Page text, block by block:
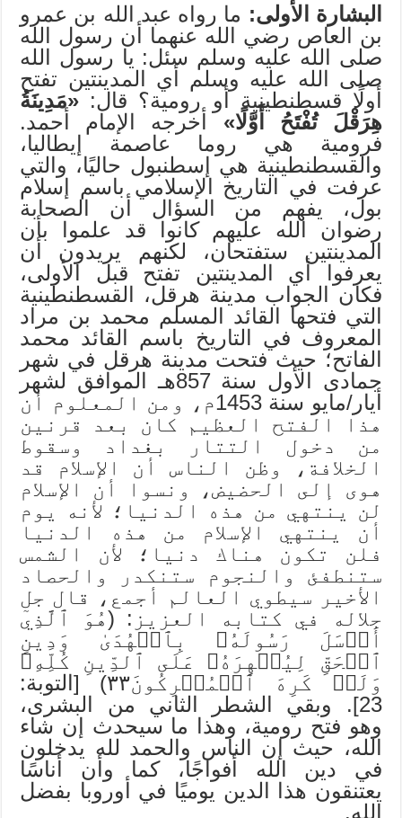
البشارة الأولى: ما رواه عبد الله بن عمرو
بن العاص رضي الله عنهما أن رسول الله
صلى الله عليه وسلم سئل: يا رسول الله
صلى الله عليه وسلم أي المدينتين تفتح
أولًا قسطنطينية أو رومية؟ قال: «مَدِينَةُ
هِرَقْلَ تُفْتَحُ أَوَّلًا» أخرجه الإمام أحمد.
فرومية هي روما عاصمة إيطاليا،
والقسطنطينية هي إسطنبول حاليًا، والتي
عرفت في التاريخ الإسلامي باسم إسلام
بول، يفهم من السؤال أن الصحابة
رضوان الله عليهم كانوا قد علموا بأن
المدينتين ستفتحان، لكنهم يريدون أن
يعرفوا أي المدينتين تفتح قبل الأولى،
فكان الجواب مدينة هرقل، القسطنطينية
التي فتحها القائد المسلم محمد بن مراد
المعروف في التاريخ باسم القائد محمد
الفاتح؛ حيث فتحت مدينة هرقل في شهر
جمادى الأول سنة 857هـ الموافق لشهر
أيار/مايو سنة 1453م، ومن المعلوم أن
هذا الفتح العظيم كان بعد قرنين
من دخول التتار بغداد وسقوط
الخلافة، وظن الناس أن الإسلام قد
هوى إلى الحضيض، ونسوا أن الإسلام
لن ينتهي من هذه الدنيا؛ لأنه يوم
أن ينتهي الإسلام من هذه الدنيا
فلن تكون هناك دنيا؛ لأن الشمس
ستنطفئ والنجوم ستنكدر والحصاد
الأخير سيطوي العالم أجمع، قال جل
جلاله في كتابه العزيز: (هُوَ ٱلَّذِيٓ
أَرۡسَلَ رَسُولَهُۥ بِٱلۡهُدَىٰ وَدِينِ
ٱلۡحَقِّ لِيُظۡهِرَهُۥ عَلَى ٱلدِّينِ كُلِّهِۦ
وَلَوۡ كَرِهَ ٱلۡمُشۡرِكُونَ٣٣) [التوبة:
23]. وبقي الشطر الثاني من البشرى،
وهو فتح رومية، وهذا ما سيحدث إن شاء
الله، حيث إن الناس والحمد لله يدخلون
في دين الله أفواجًا، كما وأن أناسًا
يعتنقون هذا الدين يوميًا في أوروبا بفضل
الله.